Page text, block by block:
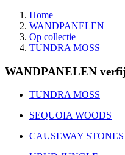
Home
WANDPANELEN
Op collectie
TUNDRA MOSS
WANDPANELEN
TUNDRA MOSS
SEQUOIA WOODS
CAUSEWAY STONES